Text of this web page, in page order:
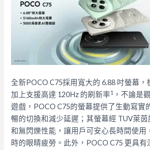
全新POCO C75採用寬大的 6.88 吋螢幕，
加上支援高達 120Hz 的刷新率1
，不論是
遊戲，POCO C75的螢幕提供了生動寫實
暢的切換和減少延遲；其螢幕經 TUV萊
和無閃爍性能，讓用戶可安心長時間使用
時的眼睛疲勞。此外， POCO C75 更具